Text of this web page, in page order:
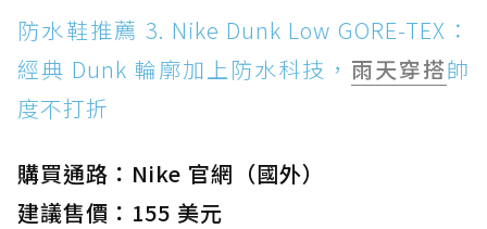
防水鞋推薦 3. Nike Dunk Low GORE-TEX：
經典 Dunk 輪廓加上防水科技， 雨天穿搭帥
度不打折
購買通路：Nike 官網（國外）
建議售價：155 美元